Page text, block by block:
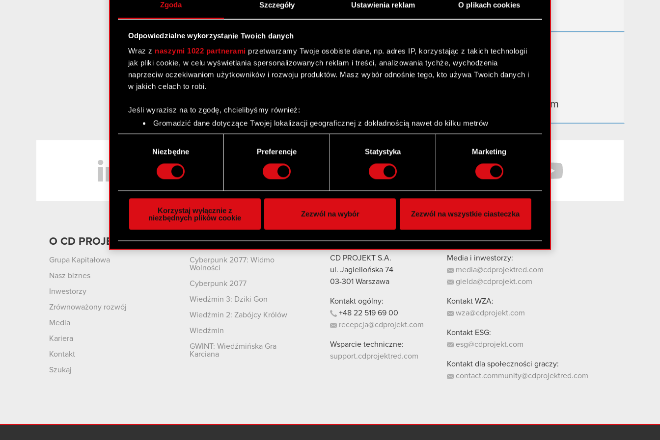
Zgoda Szczegóły Ustawienia reklam O plikach cookies
Odpowiedzialne wykorzystanie Twoich danych
Wraz z naszymi 1022 partnerami przetwarzamy Twoje osobiste dane, np. adres IP, korzystając z takich technologii
jak pliki cookie, w celu wyświetlania spersonalizowanych reklam i treści, analizowania tychże, wychodzenia
naprzeciw oczekiwaniom użytkowników i rozwoju produktów. Masz wybór odnośnie tego, kto używa Twoich danych i
w jakich celach to robi.
Jeśli wyrazisz na to zgodę, chcielibyśmy również:
Gromadzić dane dotyczące Twojej lokalizacji geograficznej z dokładnością nawet do kilku metrów
Identyfikować Twoje urządzenie, aktywnie analizując charakteryzującego je zbiory danych (fingerprinting,
Dowiedz się więcej odnośnie tego, jak Twoje osobiste dane są przetwarzane oraz ustaw własne preferencje w
szczegółów . W Deklaracji plików cookie możesz zmienić lub wycofać swoją zgodę w dowolnej chwili.
Wykorzystujemy pliki cookie do spersonalizowania treści i reklam, aby oferować funkcje społecznościowe i
społecznościowym, reklamowym i analitycznym. Partnerzy mogą połączyć te informacje z innymi danymi
otrzymanymi od Ciebie lub uzyskanymi podczas korzystania z ich usług. Kontynuując korzystanie z naszej witryny,
zgadasz się na używanie plików cookie.
Niezbędne Preferencje Statystyka Marketing
Korzystaj wyłącznie z
niezbędnych plików cookie
Zezwól na wybór Zezwól na wszystkie ciasteczka
Kontakt IR
Dowiedz się więcej:
thewitcher.com
gear.cdprojektred.com
Facebook
O CD PROJEKT
Grupa Kapitałowa
Nasz biznes
Inwestorzy
Zrównoważony rozwój
Media
Kariera
Kontakt
Szukaj
Produkty
Cyberpunk 2077: Widmo
Wolności
Cyberpunk 2077
Wiedźmin 3: Dziki Gon
Wiedźmin 2: Zabójcy Królów
Wiedźmin
GWINT: Wiedźmińska Gra
Karciana
Kontakt
CD PROJEKT S.A.
ul. Jagiellońska 74
03-301 Warszawa
Kontakt ogólny:
+48 22 519 69 00
recepcja@cdprojekt.com
Wsparcie techniczne:
support.cdprojektred.com
Media i inwestorzy:
media@cdprojektred.com
gielda@cdprojekt.com
Kontakt WZA:
wza@cdprojekt.com
Kontakt ESG:
esg@cdprojekt.com
Kontakt dla społeczności graczy:
contact.community@cdprojektred.com